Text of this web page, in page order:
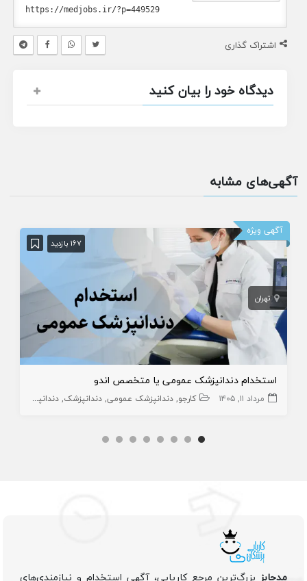
اشتراک گذاری
دیدگاه خود را بیان کنید
آگهی‌های مشابه
آگهی ویژه
167 بازدید
تهران
استخدام دندانپزشک عمومی یا متخصص اندو
مرداد ۱۱, ۱۴۰۵ کارجو دندانپزشک عمومی دندانپزشک دندانپزشک متخصص
مدجابزبزرگ‌ترین مرجع کاریابی، آگهی استخدام و نیازمندی‌های